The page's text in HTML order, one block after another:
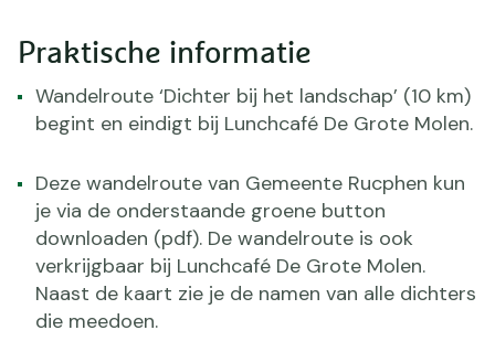
Praktische informatie
Wandelroute ‘Dichter bij het landschap’ (10 km)
begint en eindigt bij Lunchcafé De Grote Molen.
Deze wandelroute van Gemeente Rucphen kun
je via de onderstaande groene button
downloaden (pdf). De wandelroute is ook
verkrijgbaar bij Lunchcafé De Grote Molen.
Naast de kaart zie je de namen van alle dichters
die meedoen.